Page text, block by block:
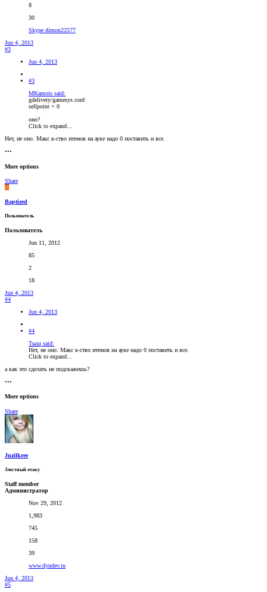
8
30
Skype dimon22577
Jun 4, 2013
#3
Jun 4, 2013
#3
MKamois said:
gdelivery/gamesys.conf
sellpoint = 0
оно?
Click to expand...
Нет, не оно. Макс к-ство итемов на ауке надо 0 поставить и все.
•••
More options
Share
B
Baptized
Пользователь
Пользователь
Jun 11, 2012
85
2
18
Jun 4, 2013
#4
Jun 4, 2013
#4
Тыщ said:
Нет, не оно. Макс к-ство итемов на ауке надо 0 поставить и все.
Click to expand...
а как это сделать не подскажешь?
•••
More options
Share
Juzilkree
Злостный отаку
Staff member
Администратор
Nov 29, 2012
1,983
745
158
39
www.dyndev.ru
Jun 4, 2013
#5